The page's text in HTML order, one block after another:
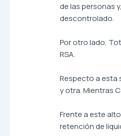
de las personas
descontrolado.
Por otro lado,
RSA.
Respecto a esta
y otra. Mientras
Frente a este
retención de